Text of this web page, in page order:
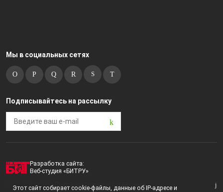
Мы в социальных сетях
Подписывайтесь на рассылку
Разработка сайта:
Веб-студия «БИТРУ»
2023 © i-market |
Пользовательское соглашение
Этот сайт собирает cookie-файлы, данные об IP-адресе и